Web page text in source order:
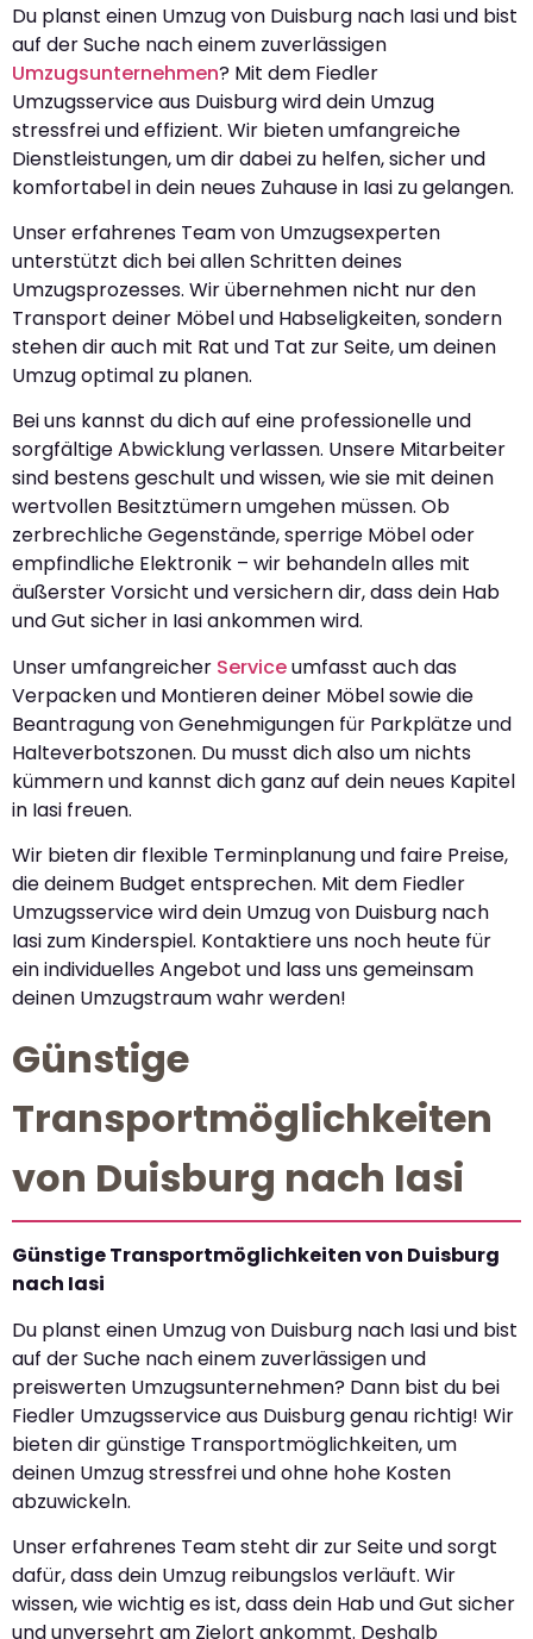
Du planst einen Umzug von Duisburg nach Iasi und bist
auf der Suche nach einem zuverlässigen
Umzugsunternehmen? Mit dem Fiedler
Umzugsservice aus Duisburg wird dein Umzug
stressfrei und effizient. Wir bieten umfangreiche
Dienstleistungen, um dir dabei zu helfen, sicher und
komfortabel in dein neues Zuhause in Iasi zu gelangen.
Unser erfahrenes Team von Umzugsexperten
unterstützt dich bei allen Schritten deines
Umzugsprozesses. Wir übernehmen nicht nur den
Transport deiner Möbel und Habseligkeiten, sondern
stehen dir auch mit Rat und Tat zur Seite, um deinen
Umzug optimal zu planen.
Bei uns kannst du dich auf eine professionelle und
sorgfältige Abwicklung verlassen. Unsere Mitarbeiter
sind bestens geschult und wissen, wie sie mit deinen
wertvollen Besitztümern umgehen müssen. Ob
zerbrechliche Gegenstände, sperrige Möbel oder
empfindliche Elektronik – wir behandeln alles mit
äußerster Vorsicht und versichern dir, dass dein Hab
und Gut sicher in Iasi ankommen wird.
Unser umfangreicher Serviceumfasst auch das
Verpacken und Montieren deiner Möbel sowie die
Beantragung von Genehmigungen für Parkplätze und
Halteverbotszonen. Du musst dich also um nichts
kümmern und kannst dich ganz auf dein neues Kapitel
in Iasi freuen.
Wir bieten dir flexible Terminplanung und faire Preise,
die deinem Budget entsprechen. Mit dem Fiedler
Umzugsservice wird dein Umzug von Duisburg nach
Iasi zum Kinderspiel. Kontaktiere uns noch heute für
ein individuelles Angebot und lass uns gemeinsam
deinen Umzugstraum wahr werden!
Günstige
Transportmöglichkeiten
von Duisburg nach Iasi
Günstige Transportmöglichkeiten von Duisburg
nach Iasi
Du planst einen Umzug von Duisburg nach Iasi und bist
auf der Suche nach einem zuverlässigen und
preiswerten Umzugsunternehmen? Dann bist du bei
Fiedler Umzugsservice aus Duisburg genau richtig! Wir
bieten dir günstige Transportmöglichkeiten, um
deinen Umzug stressfrei und ohne hohe Kosten
abzuwickeln.
Unser erfahrenes Team steht dir zur Seite und sorgt
dafür, dass dein Umzug reibungslos verläuft. Wir
wissen, wie wichtig es ist, dass dein Hab und Gut sicher
und unversehrt am Zielort ankommt. Deshalb